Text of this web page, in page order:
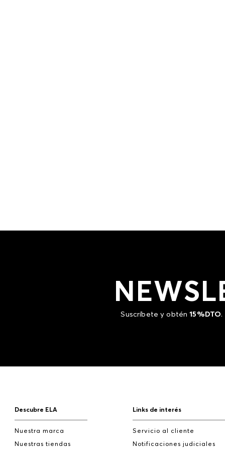
Suscríbete y obtén15%DTO.
Descubre ELA
Nuestra marca
Nuestras tiendas
Links de interés
Servicio al cliente
Notificaciones judiciales